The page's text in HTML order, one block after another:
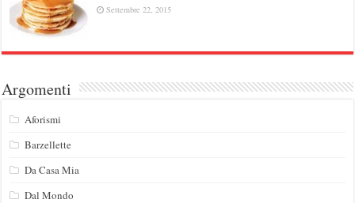
Settembre 22, 2015
Argomenti
Aforismi
Barzellette
Da Casa Mia
Dal Mondo